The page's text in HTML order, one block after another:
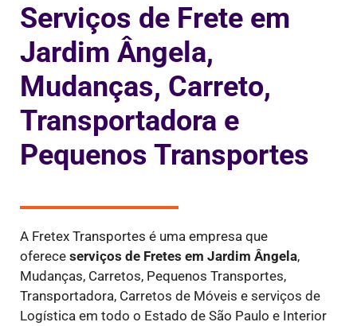
Serviços de Frete em
Jardim Ângela,
Mudanças, Carreto,
Transportadora e
Pequenos Transportes
A Fretex Transportes é uma empresa que
oferece serviços de Fretes em Jardim Ângela,
Mudanças, Carretos, Pequenos Transportes,
Transportadora, Carretos de Móveis e serviços de
Logística em todo o Estado de São Paulo e Interior